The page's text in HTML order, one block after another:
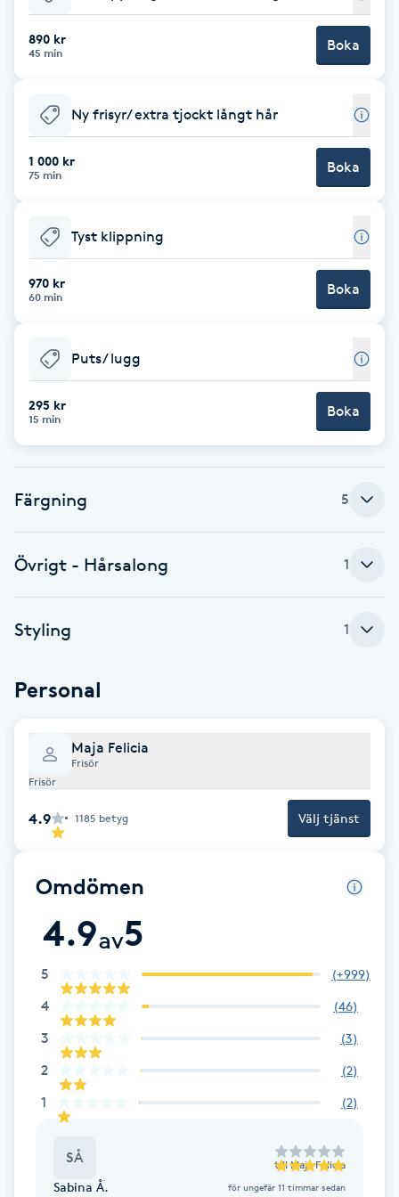
Babylights
Balayage
Barber
Barnklippning
BIAB
Blowout
Bottenfärg
Brynplockning
Bröllopsuppsättning
Coachning
Color correction
Dermapen
Diamantslipning
Enzympeeling
Extensions
Eyeliner-tatuering
890 kr
45 min Boka
Ny frisyr/ extra tjockt långt hår
1 000 kr
75 min Boka
Tyst klippning
970 kr
60 min Boka
Puts/ lugg
295 kr
15 min Boka
Färgning 5
Övrigt - Hårsalong 1
Styling 1
Personal
Maja Felicia
Frisör
Frisör
4.9 1185 betyg Välj tjänst
Omdömen
4.9av5
5 (+999)
4 (46)
3 (3)
2 (2)
1 (2)
SÅ till Maja Felicia
Sabina Å. för ungefär 11 timmar sedan